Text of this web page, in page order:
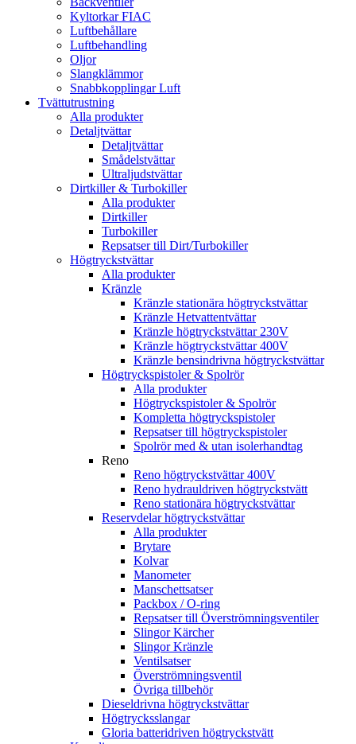
Kyltorkar FIAC
Luftbehållare
Luftbehandling
Oljor
Slangklämmor
Snabbkopplingar Luft
Tvättutrustning
Alla produkter
Detaljtvättar
Detaljtvättar
Smådelstvättar
Ultraljudstvättar
Dirtkiller & Turbokiller
Alla produkter
Dirtkiller
Turbokiller
Repsatser till Dirt/Turbokiller
Högtryckstvättar
Alla produkter
Kränzle
Kränzle stationära högtryckstvättar
Kränzle Hetvattentvättar
Kränzle högtryckstvättar 230V
Kränzle högtryckstvättar 400V
Kränzle bensindrivna högtryckstvättar
Högtryckspistoler & Spolrör
Alla produkter
Högtryckspistoler & Spolrör
Kompletta högtryckspistoler
Repsatser till högtryckspistoler
Spolrör med & utan isolerhandtag
Reno
Reno högtryckstvättar 400V
Reno hydrauldriven högtryckstvätt
Reno stationära högtryckstvättar
Reservdelar högtryckstvättar
Alla produkter
Brytare
Kolvar
Manometer
Manschettsatser
Packbox / O-ring
Repsatser till Överströmningsventiler
Slingor Kärcher
Slingor Kränzle
Ventilsatser
Överströmningsventil
Övriga tillbehör
Dieseldrivna högtryckstvättar
Högtrycksslangar
Gloria batteridriven högtryckstvätt